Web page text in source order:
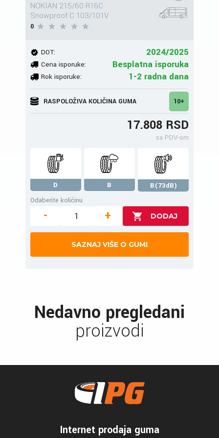
NOKIAN 215/60 R16C
Snowproof C 103/101V
0
DOT: 2024/2025
Cena isporuke: Besplatna isporuka
Rok isporuke: 1-2 radna dana
RASPOLOŽIVA KOLIČINA GUMA 10+
17.808 RSD
sa PDV-om
D B
B(73dB)
Odaberite količinu
- +
SAZNAJ VIŠE O GUMI
Nedavno pregledani
proizvodi
Internet prodaja guma